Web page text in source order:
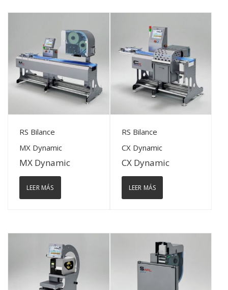
View Details
RS Bilance
MX Dynamic
MX Dynamic
LEER MÁS
View Details
RS Bilance
CX Dynamic
CX Dynamic
LEER MÁS